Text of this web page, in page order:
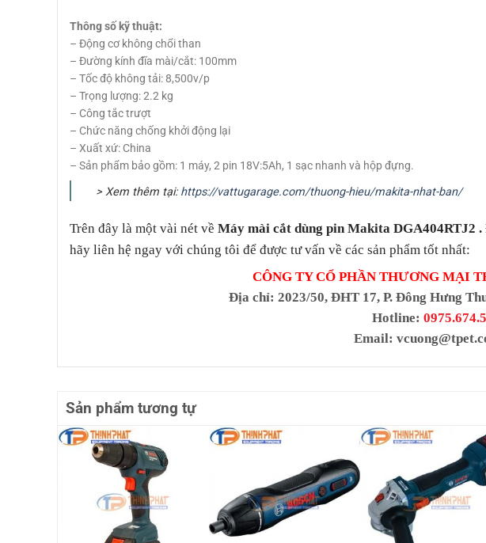
Thông số kỹ thuật:
– Động cơ không chổi than
– Đường kính đĩa mài/cắt: 100mm
– Tốc độ không tải: 8,500v/p
– Trọng lượng: 2.2 kg
– Công tắc trượt
– Chức năng chống khởi động lại
– Xuất xứ: China
– Sản phẩm bảo gồm: 1 máy, 2 pin 18V:5Ah, 1 sạc nhanh và hộp đựng.
> Xem thêm tại:https://vattugarage.com/thuong-hieu/makita-nhat-ban/
Trên đây là một vài nét về Máy mài cắt dùng pin Makita DGA404RTJ2 .
hãy liên hệ ngay với chúng tôi để được tư vấn về các sản phẩm tốt nhất:
CÔNG TY CỔ PHẦN THƯƠNG MẠI
Địa chỉ: 2023/50, ĐHT 17, P. Đông Hưng
Hotline:
Email:
Sản phẩm tương tự